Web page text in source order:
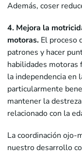
Además, coser
4. Mejora la
motoras. El proceso
patrones y hacer
habilidades motoras
la independencia en
particularmente
mantener la
relacionado con la
La coordinación ojo-
nuestro desarrollo